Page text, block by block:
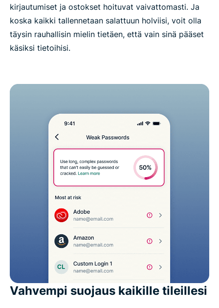
kirjautumiset ja ostokset hoituvat vaivattomasti. Ja
koska kaikki tallennetaan salattuun holviisi, voit olla
täysin rauhallisin mielin tietäen, että vain sinä pääset
käsiksi tietoihisi.
Vahvempi suojaus kaikille tileillesi